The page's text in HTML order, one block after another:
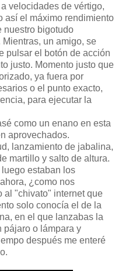
velocidades de vértigo,
así el máximo rendimiento
nuestro bigotudo
Mientras, un amigo, se
pulsar el botón de acción
justo. Momento justo que
ya fuera por
o el punto exacto,
para ejecutar la
como un enano en esta
aprovechados.
lanzamiento de jabalina,
martillo y salto de altura.
estaban los
¿como nos
al "chivato" internet que
solo conocía el de la
en el que lanzabas la
pájaro o lámpara y
después me enteré